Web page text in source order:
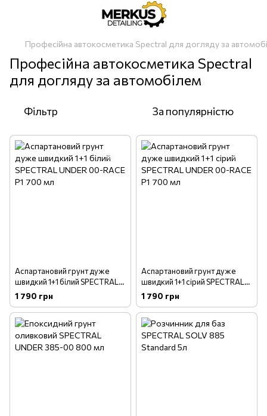
Професійна автокосметика Spectral для догляду за
Професійна автокосметика Spectral
для догляду за автомобілем
Фільтр За популярністю
Аспартановий грунт дуже
швидкий 1+1 білий SPECTRAL
UNDER 00-RACE P1 700 мл
1 790 грн
Аспартановий грунт дуже
швидкий 1+1 сірий SPECTRAL
UNDER 00-RACE P1 700 мл
1 790 грн